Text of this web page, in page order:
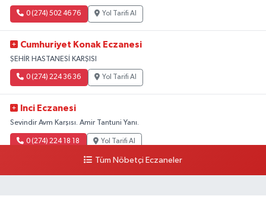
0 (274) 502 46 76 Yol Tarifi Al
Cumhuriyet Konak Eczanesi
ŞEHİR HASTANESİ KARŞISI
0 (274) 224 36 36 Yol Tarifi Al
Inci Eczanesi
Sevindir Avm Karşısı. Amir Tantuni Yanı.
0 (274) 224 18 18 Yol Tarifi Al
Tüm Nöbetçi Eczaneler